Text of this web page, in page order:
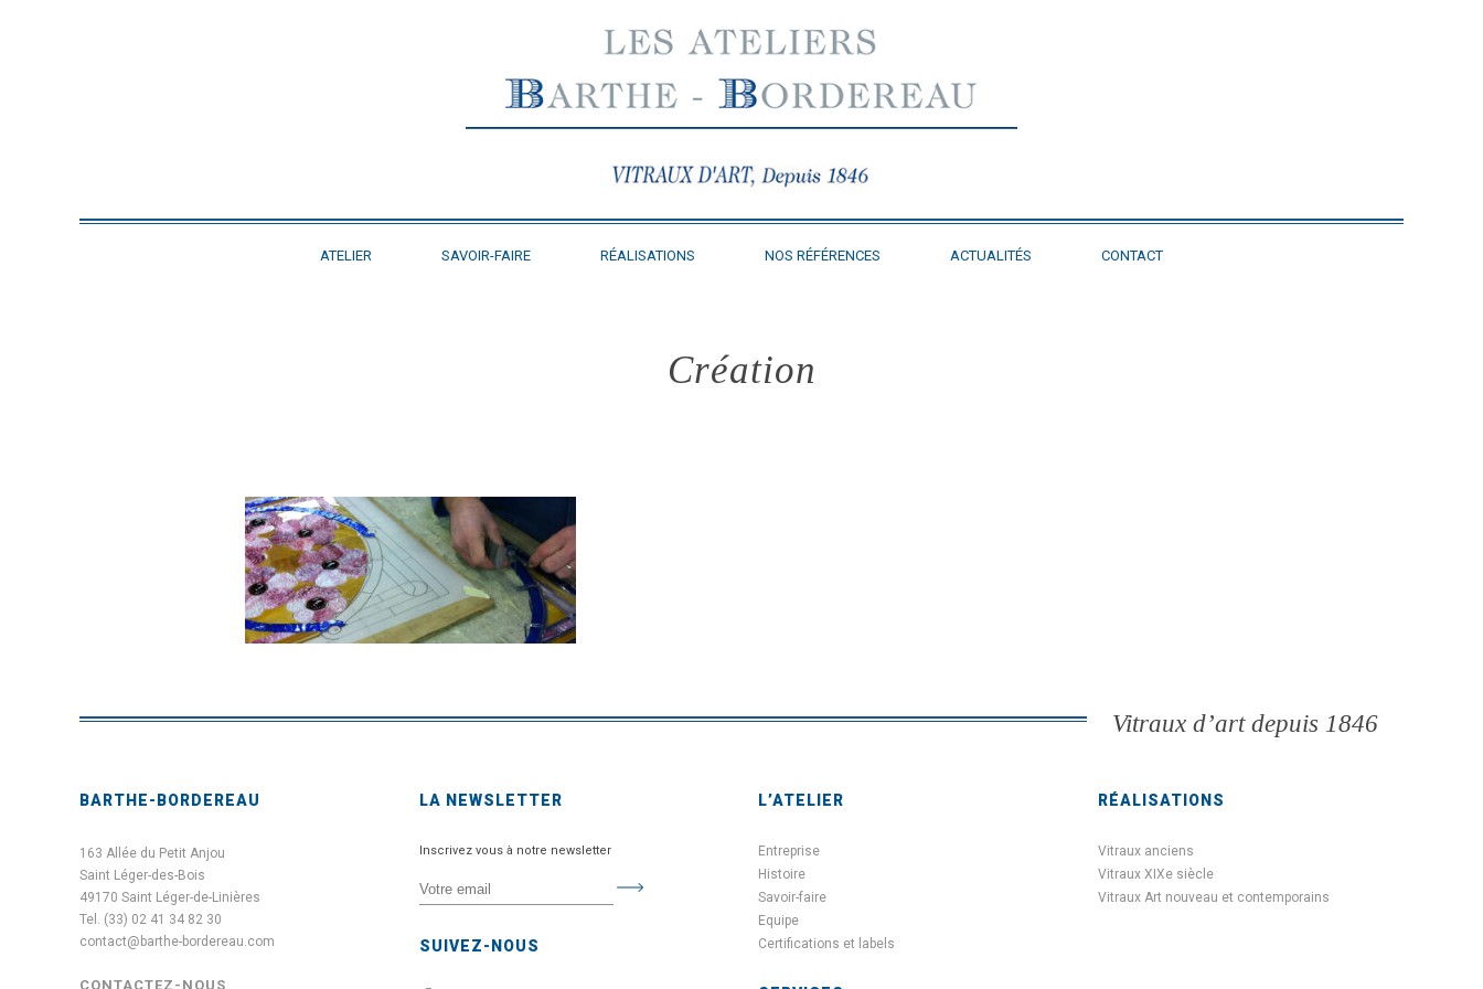
ATELIER SAVOIR-FAIRE RÉALISATIONS NOS RÉFÉRENCES ACTUALITÉS CONTACT
Création
Vitraux d’art depuis 1846
BARTHE-BORDEREAU
163 Allée du Petit Anjou
Saint Léger-des-Bois
49170 Saint Léger-de-Linières
Tel. (33) 02 41 34 82 30
contact@barthe-bordereau.com
CONTACTEZ-NOUS
LA NEWSLETTER
Inscrivez vous à notre newsletter
SUIVEZ-NOUS
L’ATELIER
Entreprise
Histoire
Savoir-faire
Equipe
Certifications et labels
RÉALISATIONS
Vitraux anciens
Vitraux XIXe siècle
Vitraux Art nouveau et contemporains